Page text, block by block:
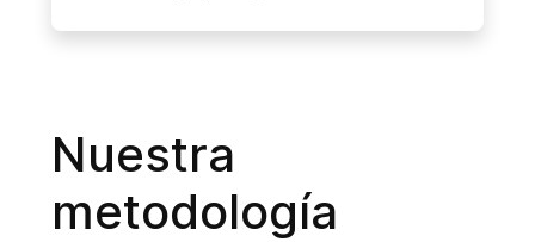
Nuestra
metodología